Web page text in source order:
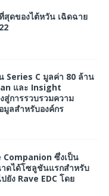
สุดของไต้หวัน เฉิดฉาย
C มูลค่า 80 ล้าน
และ Insight
สู่การรวบรวมความ
มูลสำหรับองค์กร
Companion ซึ่งเป็น
ดได้โซลูชันแรกสำหรับ
ยัง Rave EDC โดย